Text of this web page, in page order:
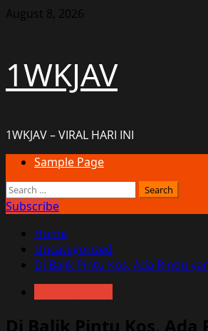
Skip
August 8, 2026
1WKJAV
1WKJAV – VIRAL HARI INI
PrimarySample Page
Search
for:
Subscribe
Home
Uncategorized
Di Balik Pintu Kos, Ada Rindu
Di Balik Pintu Kos, Ada